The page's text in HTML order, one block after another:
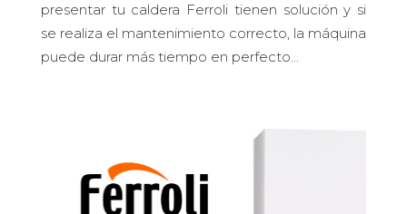
presentar tu caldera Ferroli tienen solución y si
se realiza el mantenimiento correcto, la máquina
puede durar más tiempo en perfecto...